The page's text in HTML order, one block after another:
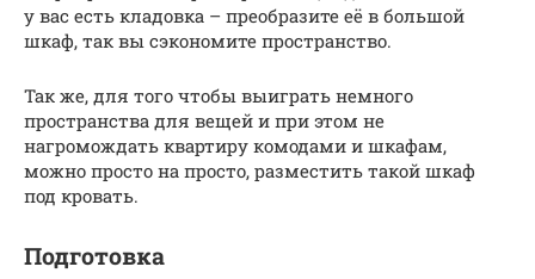
у вас есть кладовка – преобразите её в большой
шкаф, так вы сэкономите пространство.
Так же, для того чтобы выиграть немного
пространства для вещей и при этом не
нагромождать квартиру комодами и шкафам,
можно просто на просто, разместить такой шкаф
под кровать.
Подготовка